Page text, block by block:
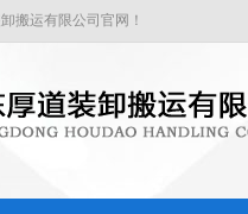
搬运有限公司官网！